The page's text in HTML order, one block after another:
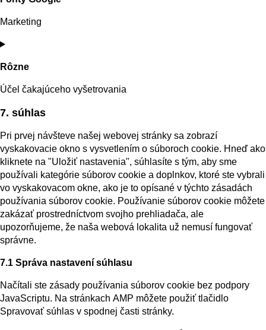
burst-
statistics
Marketing
Súhlas
službou
google-
fonts
Rôzne
Účel čakajúceho vyšetrovania
Súhlas
službou
rôzne
7. súhlas
Pri prvej návšteve našej webovej stránky sa zobrazí
vyskakovacie okno s vysvetlením o súboroch cookie. Hneď ako
kliknete na "Uložiť nastavenia", súhlasíte s tým, aby sme
používali kategórie súborov cookie a doplnkov, ktoré ste vybrali
vo vyskakovacom okne, ako je to opísané v týchto zásadách
používania súborov cookie. Používanie súborov cookie môžete
zakázať prostredníctvom svojho prehliadača, ale
upozorňujeme, že naša webová lokalita už nemusí fungovať
správne.
7.1 Správa nastavení súhlasu
Načítali ste zásady používania súborov cookie bez podpory
JavaScriptu. Na stránkach AMP môžete použiť tlačidlo
Spravovať súhlas v spodnej časti stránky.